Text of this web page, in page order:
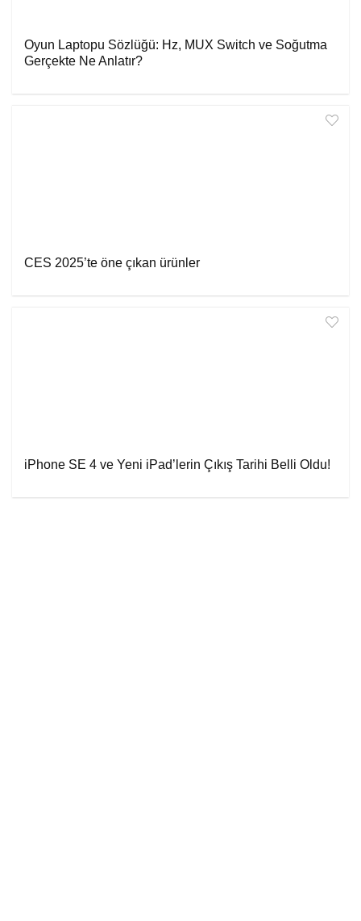
Oyun Laptopu Sözlüğü: Hz, MUX Switch ve Soğutma
Gerçekte Ne Anlatır?
CES 2025’te öne çıkan ürünler
iPhone SE 4 ve Yeni iPad’lerin Çıkış Tarihi Belli Oldu!